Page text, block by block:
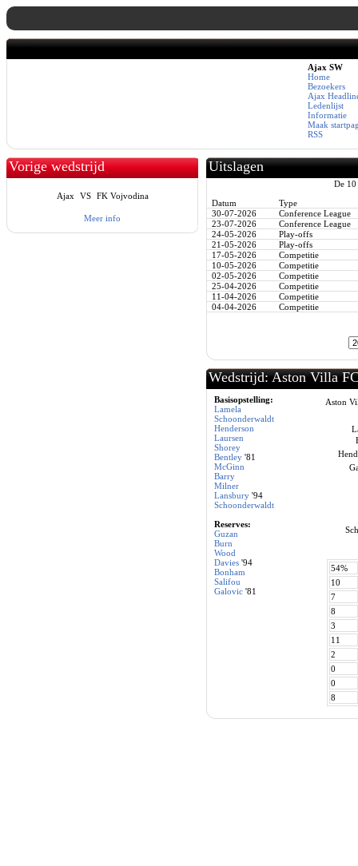
Ajax SW
Home
Bezoekers
Ajax
Ledenlijst
Informatie
Maak
RSS
Vorige wedstrijd
Ajax VS FK Vojvodina
Meer info
Uitslagen
De 10
Datum
Type
30-07-2026
Conference League
23-07-2026
Conference League
24-05-2026
Play-offs
21-05-2026
Play-offs
17-05-2026
Competitie
10-05-2026
Competitie
02-05-2026
Competitie
25-04-2026
Competitie
11-04-2026
Competitie
04-04-2026
Competitie
Wedstrijd: Aston Villa
Basisopstelling:
Lamela
Schoonderwaldt
Henderson
Laursen
Shorey
Bentley'81
McGinn
Barry
Milner
Lansbury'94
Schoonderwaldt
Reserves:
Guzan
Burn
Wood
Davies'94
Bonham
Salifou
Galovic'81
Aston
54%
10
7
8
3
11
2
0
0
8